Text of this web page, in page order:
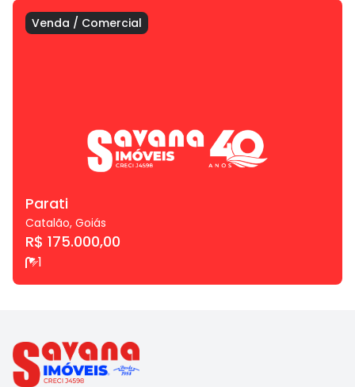
Venda / Comercial
Parati
Catalão, Goiás
R$ 175.000,00
1